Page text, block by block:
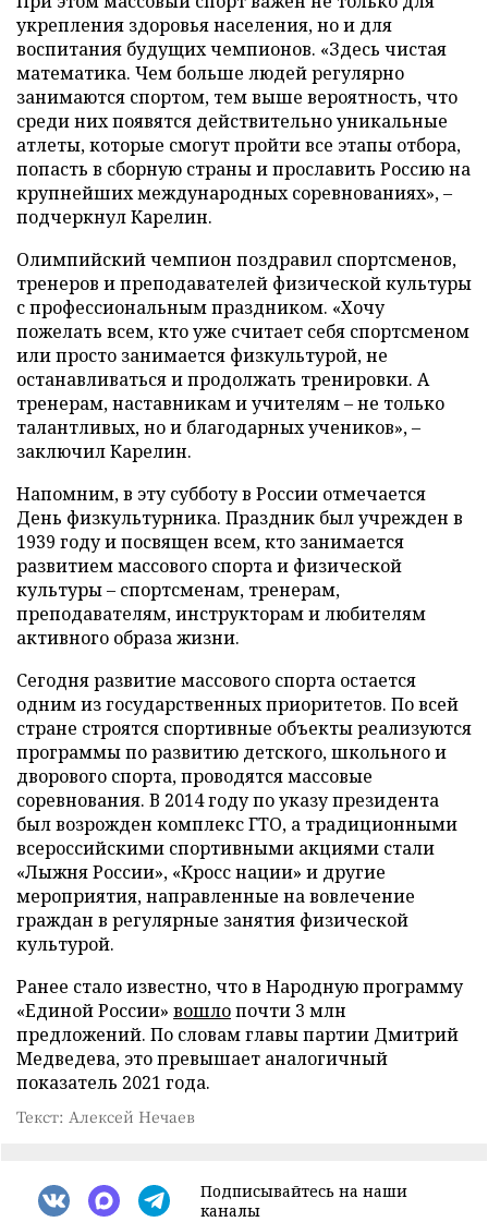
укрепления здоровья населения, но и для
воспитания будущих чемпионов. «Здесь чистая
математика. Чем больше людей регулярно
занимаются спортом, тем выше вероятность, что
среди них появятся действительно уникальные
атлеты, которые смогут пройти все этапы отбора,
попасть в сборную страны и прославить Россию на
крупнейших международных соревнованиях», –
подчеркнул Карелин.
Олимпийский чемпион поздравил спортсменов,
тренеров и преподавателей физической культуры
с профессиональным праздником. «Хочу
пожелать всем, кто уже считает себя спортсменом
или просто занимается физкультурой, не
останавливаться и продолжать тренировки. А
тренерам, наставникам и учителям – не только
талантливых, но и благодарных учеников», –
заключил Карелин.
Напомним, в эту субботу в России отмечается
День физкультурника. Праздник был учрежден в
1939 году и посвящен всем, кто занимается
развитием массового спорта и физической
культуры – спортсменам, тренерам,
преподавателям, инструкторам и любителям
активного образа жизни.
Сегодня развитие массового спорта остается
одним из государственных приоритетов. По всей
стране строятся спортивные объекты реализуются
программы по развитию детского, школьного и
дворового спорта, проводятся массовые
соревнования. В 2014 году по указу президента
был возрожден комплекс ГТО, а традиционными
всероссийскими спортивными акциями стали
«Лыжня России», «Кросс нации» и другие
мероприятия, направленные на вовлечение
граждан в регулярные занятия физической
культурой.
Ранее стало известно, что в Народную программу
«Единой России» вошлопочти 3 млн
предложений. По словам главы партии Дмитрий
Медведева, это превышает аналогичный
показатель 2021 года.
Текст: Алексей Нечаев
Подписывайтесь на наши
каналы